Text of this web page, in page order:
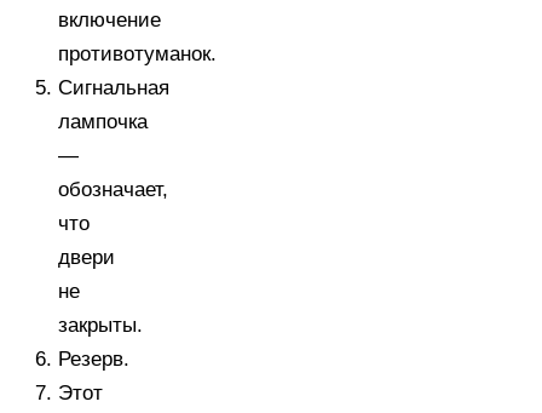
включение
противотуманок.
Сигнальная
лампочка
—
обозначает,
что
двери
не
закрыты.
Резерв.
Этот